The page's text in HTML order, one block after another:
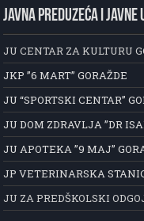
JAVNA PREDUZEĆA I JAVNE
JU CENTAR ZA KULTURU
JKP ”6 MART” GORAŽDE
JU “SPORTSKI CENTAR”
JU DOM ZDRAVLJA ”DR
JU APOTEKA ”9 MAJ”
JP VETERINARSKA
JU ZA PREDŠKOLSKI